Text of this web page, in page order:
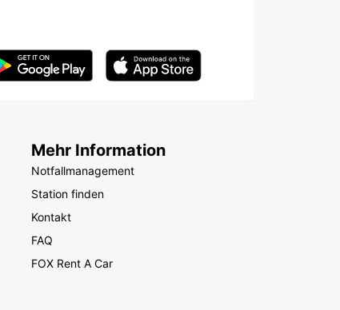
Mehr Information
Notfallmanagement
Station finden
Kontakt
FAQ
FOX Rent A Car